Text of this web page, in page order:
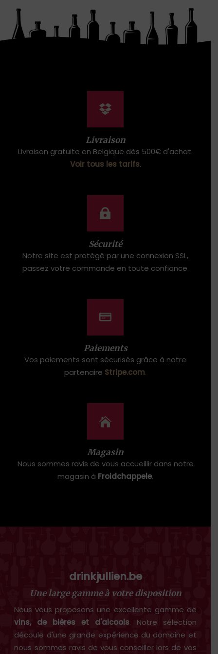
Livraison
Livraison gratuite en Belgique dès 500€ d'achat.
Voir tous les tarifs.
Sécurité
Notre site est protégé par une connexion SSL,
passez votre commande en toute confiance.
Paiements
Vos paiements sont sécurisés grâce à notre
partenaire Stripe.com.
Magasin
Nous sommes ravis de vous accueillir dans notre
magasin à Froidchappele.
drinkjullien.be
Une large gamme à votre disposition
Nous vous proposons une excellente gamme de
vins, de bières et d'alcools. Notre sélection
découle d'une grande expérience du domaine et
nous sommes ravis de vous conseiller lors de vos